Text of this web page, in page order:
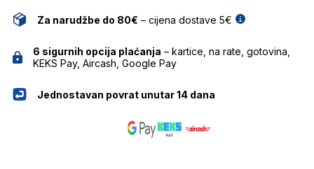
Za narudžbe do 80€ – cijena dostave 5€
6 sigurnih opcija plaćanja – kartice, na rate, gotovina,
KEKS Pay, Aircash, Google Pay
Jednostavan povrat unutar 14 dana